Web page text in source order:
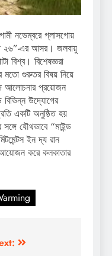
নভেম্বরে গ্লাসগোয়
২৬”-এর আসর। জলবায়ু
বিশ্ব। বিশেষজ্ঞরা
মতো গুরুতর বিষয় নিয়ে
আলোচনার প্রয়োজন
উদ্যোগের
একটি অনুষ্ঠিত হয়
যৌথভাবে “মাইন্ড
ইন দ্য রান
করে কলকাতার